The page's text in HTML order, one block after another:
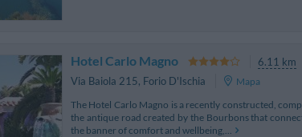
Hotel Carlo Magno
6.11 km
Via Baiola 215, Forio D'Ischia
Mapa
The Hotel Carlo Magno is a recently constructed,
the antique road created by the Bourbons that
the banner of comfort and wellbeing,...